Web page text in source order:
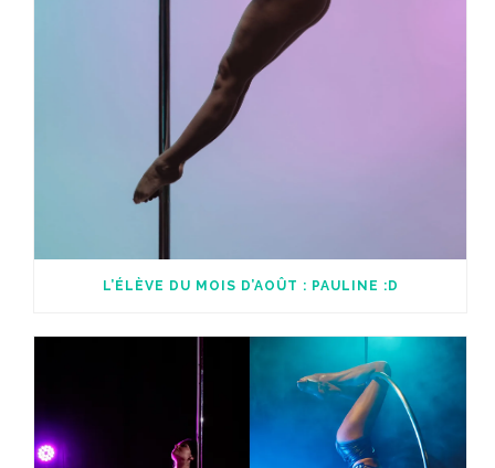
L’ÉLÈVE DU MOIS D’AOÛT : PAULINE :D